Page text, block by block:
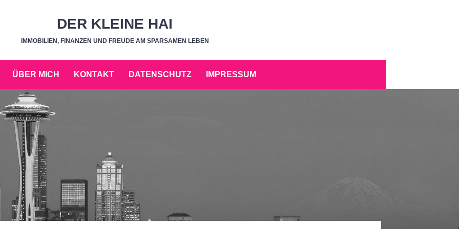
DER KLEINE HAI
IMMOBILIEN, FINANZEN UND FREUDE AM SPARSAMEN LEBEN
ÜBER MICH KONTAKT DATENSCHUTZ IMPRESSUM